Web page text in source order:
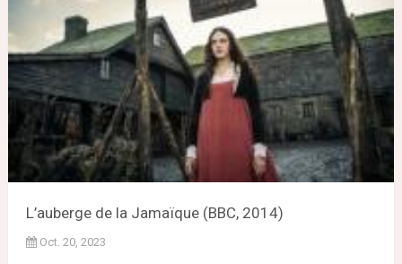
L’auberge de la Jamaïque (BBC, 2014)
Oct. 20, 2023